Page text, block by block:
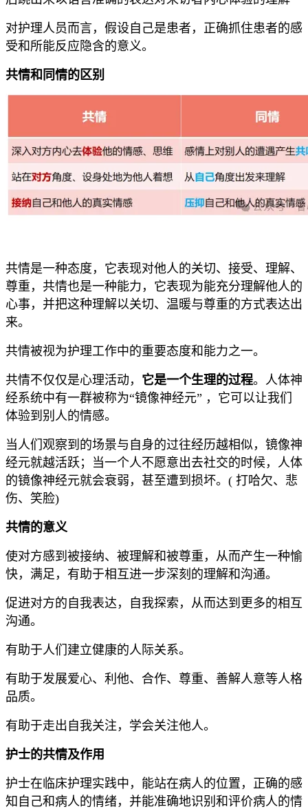
对护理人员而言，假设自己是患者，正确抓住患者的感
受和所能反应隐含的意义。
共情和同情的区别
共情是一种态度，它表现对他人的关切、接受、理解、
尊重，共情也是一种能力，它表现为能充分理解他人的
心事，并把这种理解以关切、温暖与尊重的方式表达出
来。
共情被视为护理工作中的重要态度和能力之一。
共情不仅仅是心理活动， 它是一个生理的过程。人体神
经系统中有一群被称为“镜像神经元” ，它可以让我们
体验到别人的情感。
当人们观察到的场景与自身的过往经历越相似，镜像神
经元就越活跃；当一个人不愿意出去社交的时候，人体
的镜像神经元就会衰弱，甚至遭到损坏。( 打哈欠、悲
伤、笑脸)
共情的意义
使对方感到被接纳、被理解和被尊重，从而产生一种愉
快，满足，有助于相互进一步深刻的理解和沟通。
促进对方的自我表达，自我探索，从而达到更多的相互
沟通。
有助于人们建立健康的人际关系。
有助于发展爱心、利他、合作、尊重、善解人意等人格
品质。
有助于走出自我关注，学会关注他人。
护士的共情及作用
护士在临床护理实践中，能站在病人的位置，正确的感
知自己和病人的情绪，并能准确地识别和评价病人的情